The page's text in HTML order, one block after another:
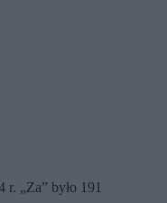
„Za” było 191